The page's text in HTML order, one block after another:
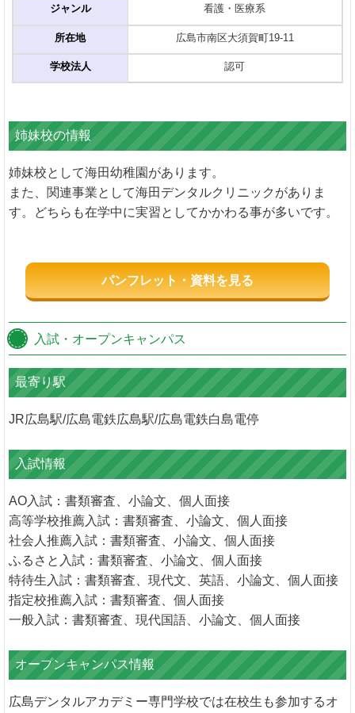
ジャンル
所在地
学校法人
看護・医療系
広島市南区大須賀町19-11
認可
姉妹校の情報
姉妹校として海田幼稚園があります。
また、関連事業として海田デンタルクリニックがありま
す。どちらも在学中に実習としてかかわる事が多いです。
パンフレット・資料を見る
入試・オープンキャンパス
最寄り駅
JR広島駅/広島電鉄広島駅/広島電鉄白島電停
入試情報
AO入試：書類審査、小論文、個人面接
高等学校推薦入試：書類審査、小論文、個人面接
社会人推薦入試：書類審査、小論文、個人面接
ふるさと入試：書類審査、小論文、個人面接
特待生入試：書類審査、現代文、英語、小論文、個人面接
指定校推薦入試：書類審査、個人面接
一般入試：書類審査、現代国語、小論文、個人面接
オープンキャンパス情報
広島デンタルアカデミー専門学校では在校生も参加するオ